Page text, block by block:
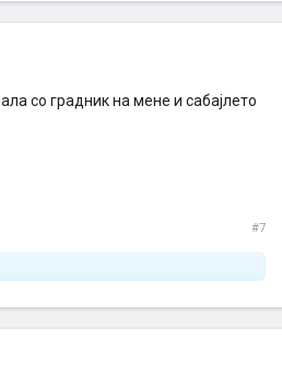
со градник на мене и сабајлето
#7